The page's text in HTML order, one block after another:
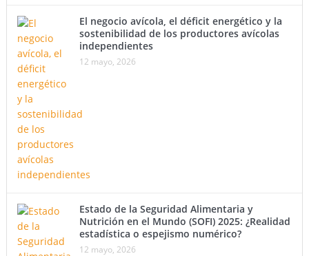
El negocio avícola, el déficit energético y la
sostenibilidad de los productores avícolas
independientes
12 mayo, 2026
Estado de la Seguridad Alimentaria y
Nutrición en el Mundo (SOFI) 2025: ¿Realidad
estadística o espejismo numérico?
12 mayo, 2026